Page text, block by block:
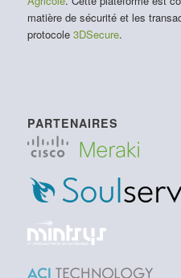
matière de sécurité et les
protocole 3DSecure.
PARTENAIRES